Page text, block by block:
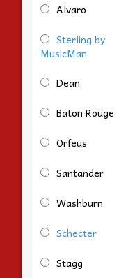
Alvaro
Sterling by
MusicMan
Dean
Baton Rouge
Orfeus
Santander
Washburn
Schecter
Stagg